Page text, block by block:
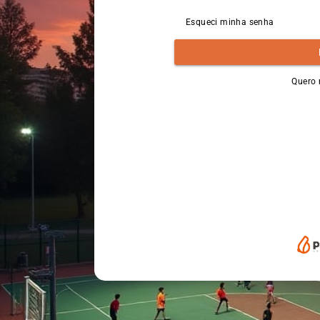
Esqueci minha senha
Quero